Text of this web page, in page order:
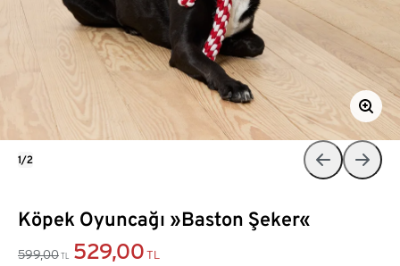
Köpek Oyuncağı »Baston Şeker«
599,00 TL 529,00 TL
1/2